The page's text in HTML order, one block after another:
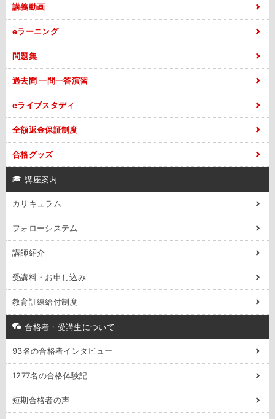
講義動画
eラーニング
問題集
過去問 一問一答演習
eライブスタディ
全額返金保証制度
合格グッズ
講座案内
カリキュラム
フォローシステム
講師紹介
受講料・お申し込み
教育訓練給付制度
合格者・受講生について
93名の合格者インタビュー
1277名の合格体験記
短期合格者の声